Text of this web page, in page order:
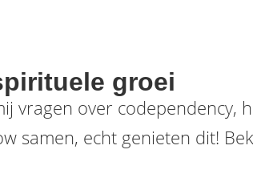
groei
vragen over codependency,
samen, echt genieten dit!